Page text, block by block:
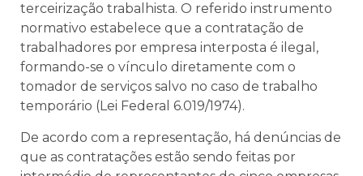
terceirização trabalhista. O referido instrumento
normativo estabelece que a contratação de
trabalhadores por empresa interposta é ilegal,
formando-se o vínculo diretamente com o
tomador de serviços salvo no caso de trabalho
temporário (Lei Federal 6.019/1974).
De acordo com a representação, há denúncias de
que as contratações estão sendo feitas por